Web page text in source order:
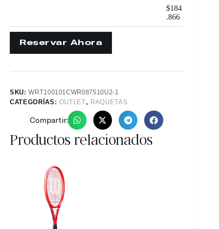
$184
.866
SKU:WRT100101CWR087510U2-1
CATEGORÍAS: OUTLET, RAQUETAS
Compartir:
Productos relacionados